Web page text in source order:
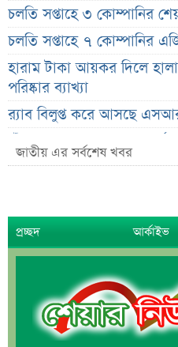
চলতি সপ্তাহে ৩ কোম্পানির
চলতি সপ্তাহে ৭ কোম্পানির
হারাম টাকা আয়কর দিলে
পরিষ্কার ব্যাখ্যা
র‌্যাব বিলুপ্ত করে আসছে
চাঁদের ছায়ায় ঢেকে যাবে
বিরল দৃশ্য
জুলাই জাদুঘরের
স্বর্ণের দামে বড় কাটছাঁট,
মন্ত্রিসভায় পরিবর্তনের
দেশের ২৩তম রাষ্ট্রপতি;
শেখ হাসিনা, মামলা ও দেশে
সরকারি কর্মচারীদের জন্য
জাতীয় এর সর্বশেষ খবর
প্রচ্ছদ আর্কাইভ